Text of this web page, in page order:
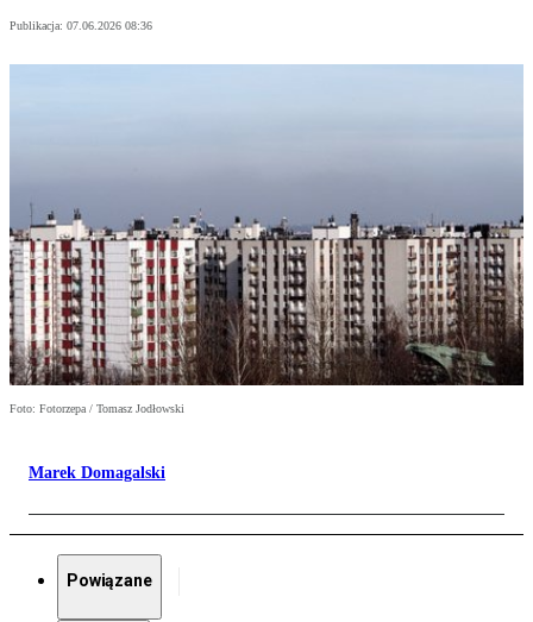
Publikacja: 07.06.2026 08:36
Foto: Fotorzepa / Tomasz Jodłowski
Marek Domagalski
Powiązane